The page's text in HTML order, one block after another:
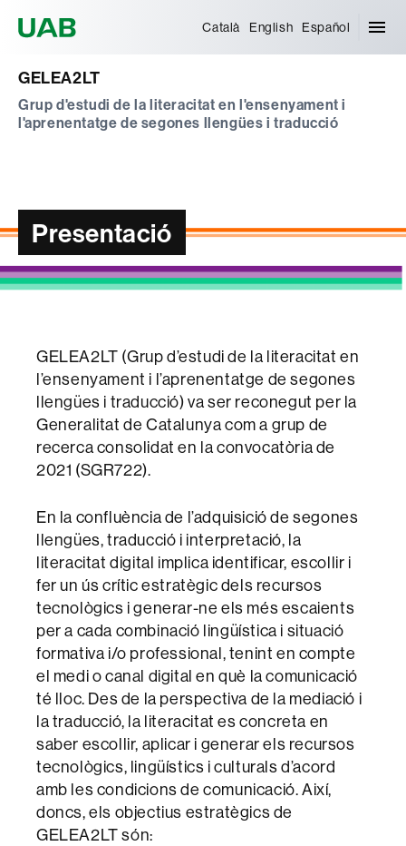
Català English Español
GELEA2LT
Grup d'estudi de la literacitat en l'ensenyament i
l'aprenentatge de segones llengües i traducció
Presentació
GELEA2LT (Grup d’estudi de la literacitat en
l’ensenyament i l’aprenentatge de segones
llengües i traducció) va ser reconegut per la
Generalitat de Catalunya com a grup de
recerca consolidat en la convocatòria de
2021 (SGR722).
En la confluència de l’adquisició de segones
llengües, traducció i interpretació, la
literacitat digital implica identificar, escollir i
fer un ús crític estratègic dels recursos
tecnològics i generar-ne els més escaients
per a cada combinació lingüística i situació
formativa i/o professional, tenint en compte
el medi o canal digital en què la comunicació
té lloc. Des de la perspectiva de la mediació i
la traducció, la literacitat es concreta en
saber escollir, aplicar i generar els recursos
tecnològics, lingüístics i culturals d’acord
amb les condicions de comunicació. Així,
doncs, els objectius estratègics de
GELEA2LT són: